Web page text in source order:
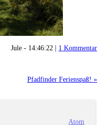
Jule - 14:46:22 | 1 Kommentar
Pfadfinder Ferienspaß! »
Atom